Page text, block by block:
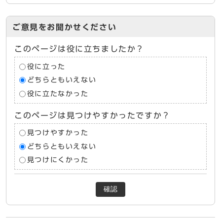
ご意見をお聞かせください
このページは役に立ちましたか？
役に立った
どちらともいえない
役に立たなかった
このページは見つけやすかったですか？
見つけやすかった
どちらともいえない
見つけにくかった
確認